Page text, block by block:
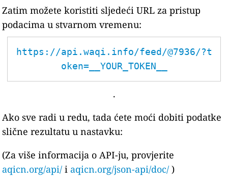
Zatim možete koristiti sljedeći URL za pristup
podacima u stvarnom vremenu:
https://api.waqi.info/feed/@7936/?t
oken=__YOUR_TOKEN__
.
Ako sve radi u redu, tada ćete moći dobiti podatke
slične rezultatu u nastavku:
(Za više informacija o API-ju, provjerite
aqicn.org/api/ i aqicn.org/json-api/doc/ )